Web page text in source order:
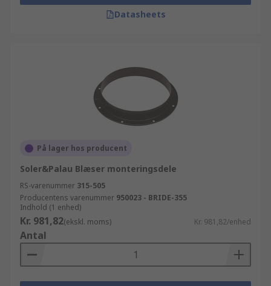
Datasheets
På lager hos producent
Soler&Palau Blæser monteringsdele
RS-varenummer 315-505
Producentens varenummer 950023 - BRIDE-355
Indhold (1 enhed)
Kr. 981,82(ekskl. moms) Kr. 981,82/enhed
Antal